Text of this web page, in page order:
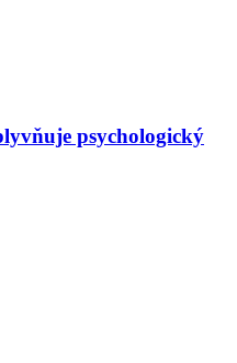
psychologický